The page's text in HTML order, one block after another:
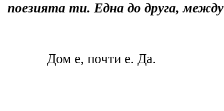
поезията ти. Една до друга,
Дом е, почти е. Да.